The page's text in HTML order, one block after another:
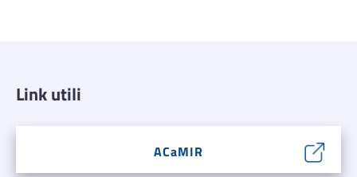
Link utili
ACaMIR